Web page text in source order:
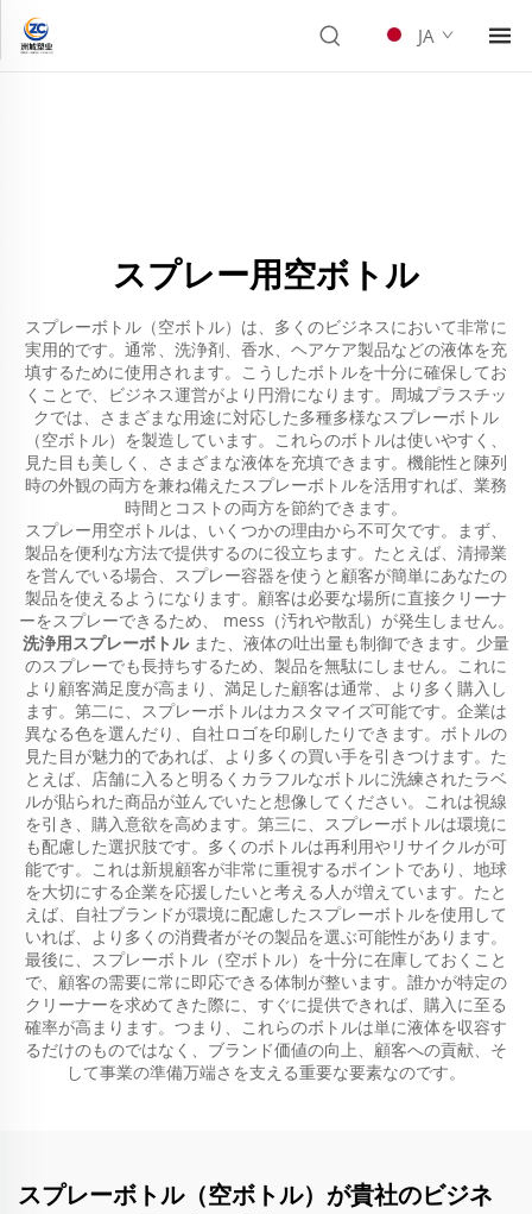
JA
スプレー用空ボトル
スプレーボトル（空ボトル）は、多くのビジネスにおいて非常に
実用的です。通常、洗浄剤、香水、ヘアケア製品などの液体を充
填するために使用されます。こうしたボトルを十分に確保してお
くことで、ビジネス運営がより円滑になります。周城プラスチッ
クでは、さまざまな用途に対応した多種多様なスプレーボトル
（空ボトル）を製造しています。これらのボトルは使いやすく、
見た目も美しく、さまざまな液体を充填できます。機能性と陳列
時の外観の両方を兼ね備えたスプレーボトルを活用すれば、業務
時間とコストの両方を節約できます。
スプレー用空ボトルは、いくつかの理由から不可欠です。まず、
製品を便利な方法で提供するのに役立ちます。たとえば、清掃業
を営んでいる場合、スプレー容器を使うと顧客が簡単にあなたの
製品を使えるようになります。顧客は必要な場所に直接クリーナ
ーをスプレーできるため、 mess（汚れや散乱）が発生しません。
洗浄用スプレーボトル また、液体の吐出量も制御できます。少量
のスプレーでも長持ちするため、製品を無駄にしません。これに
より顧客満足度が高まり、満足した顧客は通常、より多く購入し
ます。第二に、スプレーボトルはカスタマイズ可能です。企業は
異なる色を選んだり、自社ロゴを印刷したりできます。ボトルの
見た目が魅力的であれば、より多くの買い手を引きつけます。た
とえば、店舗に入ると明るくカラフルなボトルに洗練されたラベ
ルが貼られた商品が並んでいたと想像してください。これは視線
を引き、購入意欲を高めます。第三に、スプレーボトルは環境に
も配慮した選択肢です。多くのボトルは再利用やリサイクルが可
能です。これは新規顧客が非常に重視するポイントであり、地球
を大切にする企業を応援したいと考える人が増えています。たと
えば、自社ブランドが環境に配慮したスプレーボトルを使用して
いれば、より多くの消費者がその製品を選ぶ可能性があります。
最後に、スプレーボトル（空ボトル）を十分に在庫しておくこと
で、顧客の需要に常に即応できる体制が整います。誰かが特定の
クリーナーを求めてきた際に、すぐに提供できれば、購入に至る
確率が高まります。つまり、これらのボトルは単に液体を収容す
るだけのものではなく、ブランド価値の向上、顧客への貢献、そ
して事業の準備万端さを支える重要な要素なのです。
スプレーボトル（空ボトル）が貴社のビジネ